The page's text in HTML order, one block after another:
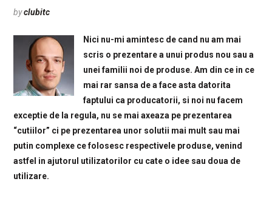
byclubitc
Nici nu-mi amintesc de cand nu am mai
scris o prezentare a unui produs nou sau a
unei familii noi de produse. Am din ce in ce
mai rar sansa de a face asta datorita
faptului ca producatorii, si noi nu facem
exceptie de la regula, nu se mai axeaza pe prezentarea
“cutiilor” ci pe prezentarea unor solutii mai mult sau mai
putin complexe ce folosesc respectivele produse, venind
astfel in ajutorul utilizatorilor cu cate o idee sau doua de
utilizare.